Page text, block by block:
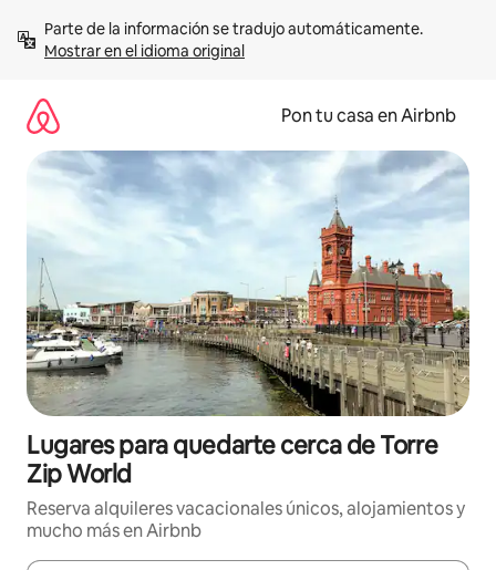
contenidoMostrar en el idioma original
Pon tu casa en Airbnb
Lugares para quedarte cerca de Torre
Zip World
Reserva alquileres vacacionales únicos, alojamientos y
mucho más en Airbnb